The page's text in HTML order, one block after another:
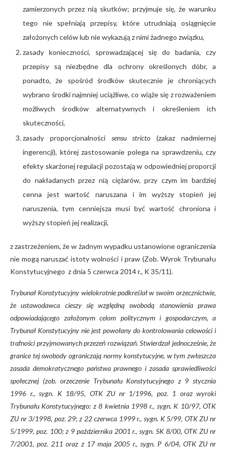
zamierzonych przez nią skutków; przyjmuje się, że warunku
tego nie spełniają przepisy, które utrudniają osiągnięcie
założonych celów lub nie wykazują z nimi żadnego związku,
zasady konieczności, sprowadzającej się do badania, czy
przepisy są niezbędne dla ochrony określonych dóbr, a
ponadto, że spośród środków skutecznie je chroniących
wybrano środki najmniej uciążliwe, co wiąże się z rozważeniem
możliwych środków alternatywnych i określeniem ich
skuteczności,
zasady proporcjonalności sensu stricto (zakaz nadmiernej
ingerencji), której zastosowanie polega na sprawdzeniu, czy
efekty skarżonej regulacji pozostają w odpowiedniej proporcji
do nakładanych przez nią ciężarów, przy czym im bardziej
cenna jest wartość naruszana i im wyższy stopień jej
naruszenia, tym cenniejsza musi być wartość chroniona i
wyższy stopień jej realizacji,
z zastrzeżeniem, że w żadnym wypadku ustanowione ograniczenia
nie mogą naruszać istoty wolności i praw (Zob. Wyrok Trybunału
Konstytucyjnego z dnia 5 czerwca 2014 r., K 35/11).
Trybunał Konstytucyjny wielokrotnie podkreślał w swoim orzecznictwie,
że ustawodawca cieszy się względną swobodą stanowienia prawa
odpowiadającego założonym celom politycznym i gospodarczym, a
Trybunał Konstytucyjny nie jest powołany do kontrolowania celowości i
trafności przyjmowanych przezeń rozwiązań. Stwierdzał jednocześnie, że
granice tej swobody ograniczają normy konstytucyjne, w tym zwłaszcza
zasada demokratycznego państwa prawnego i zasada sprawiedliwości
społecznej (zob. orzeczenie Trybunału Konstytucyjnego z 9 stycznia
1996 r., sygn. K 18/95, OTK ZU nr 1/1996, poz. 1 oraz wyroki
Trybunału Konstytucyjnego: z 8 kwietnia 1998 r., sygn. K 10/97, OTK
ZU nr 3/1998, poz. 29; z 22 czerwca 1999 r., sygn. K 5/99, OTK ZU nr
5/1999, poz. 100; z 9 października 2001 r., sygn. SK 8/00, OTK ZU nr
7/2001, poz. 211 oraz z 17 maja 2005 r., sygn. P 6/04, OTK ZU nr